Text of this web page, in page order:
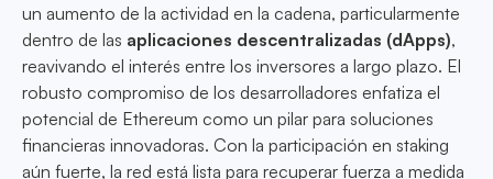
un aumento de la actividad en la cadena, particularmente
dentro de las aplicaciones descentralizadas (dApps),
reavivando el interés entre los inversores a largo plazo. El
robusto compromiso de los desarrolladores enfatiza el
potencial de Ethereum como un pilar para soluciones
financieras innovadoras. Con la participación en staking
aún fuerte, la red está lista para recuperar fuerza a medida